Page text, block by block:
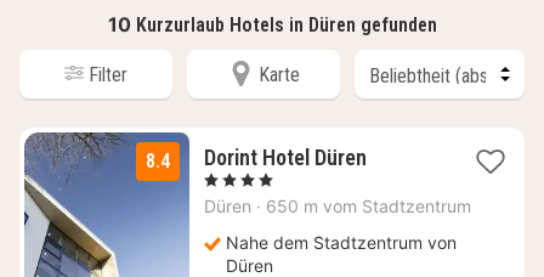
10 Kurzurlaub Hotels in Düren gefunden
Filter Karte
8.4 Dorint Hotel Düren1
ab
€
, 4 Sterne
Düren · 650 m vom Stadtzentrum
Nahe dem Stadtzentrum von
Düren